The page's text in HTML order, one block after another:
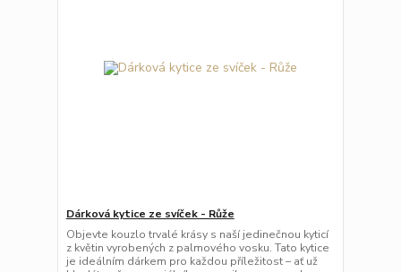
Dárková kytice ze svíček - Růže
Objevte kouzlo trvalé krásy s naší jedinečnou kyticí
z květin vyrobených z palmového vosku. Tato kytice
je ideálním dárkem pro každou příležitost – ať už